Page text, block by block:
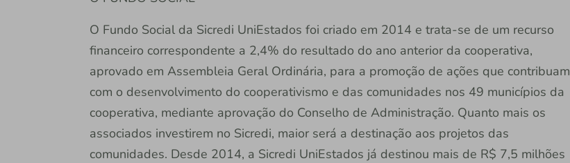
O Fundo Social da Sicredi UniEstados foi criado em 2014 e trata-se de um recurso
financeiro correspondente a 2,4% do resultado do ano anterior da cooperativa,
aprovado em Assembleia Geral Ordinária, para a promoção de ações que contribuam
com o desenvolvimento do cooperativismo e das comunidades nos 49 municípios da
cooperativa, mediante aprovação do Conselho de Administração. Quanto mais os
associados investirem no Sicredi, maior será a destinação aos projetos das
comunidades. Desde 2014, a Sicredi UniEstados já destinou mais de R$ 7,5 milhões